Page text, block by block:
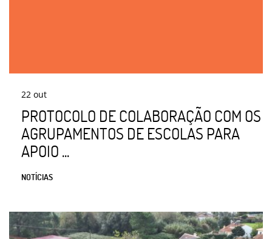
22 out
PROTOCOLO DE COLABORAÇÃO COM OS
AGRUPAMENTOS DE ESCOLAS PARA
APOIO ...
NOTÍCIAS